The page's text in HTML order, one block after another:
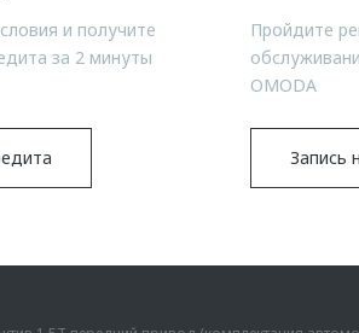
и получите
за 2 минуты
Пройдите
OMODA
Запись